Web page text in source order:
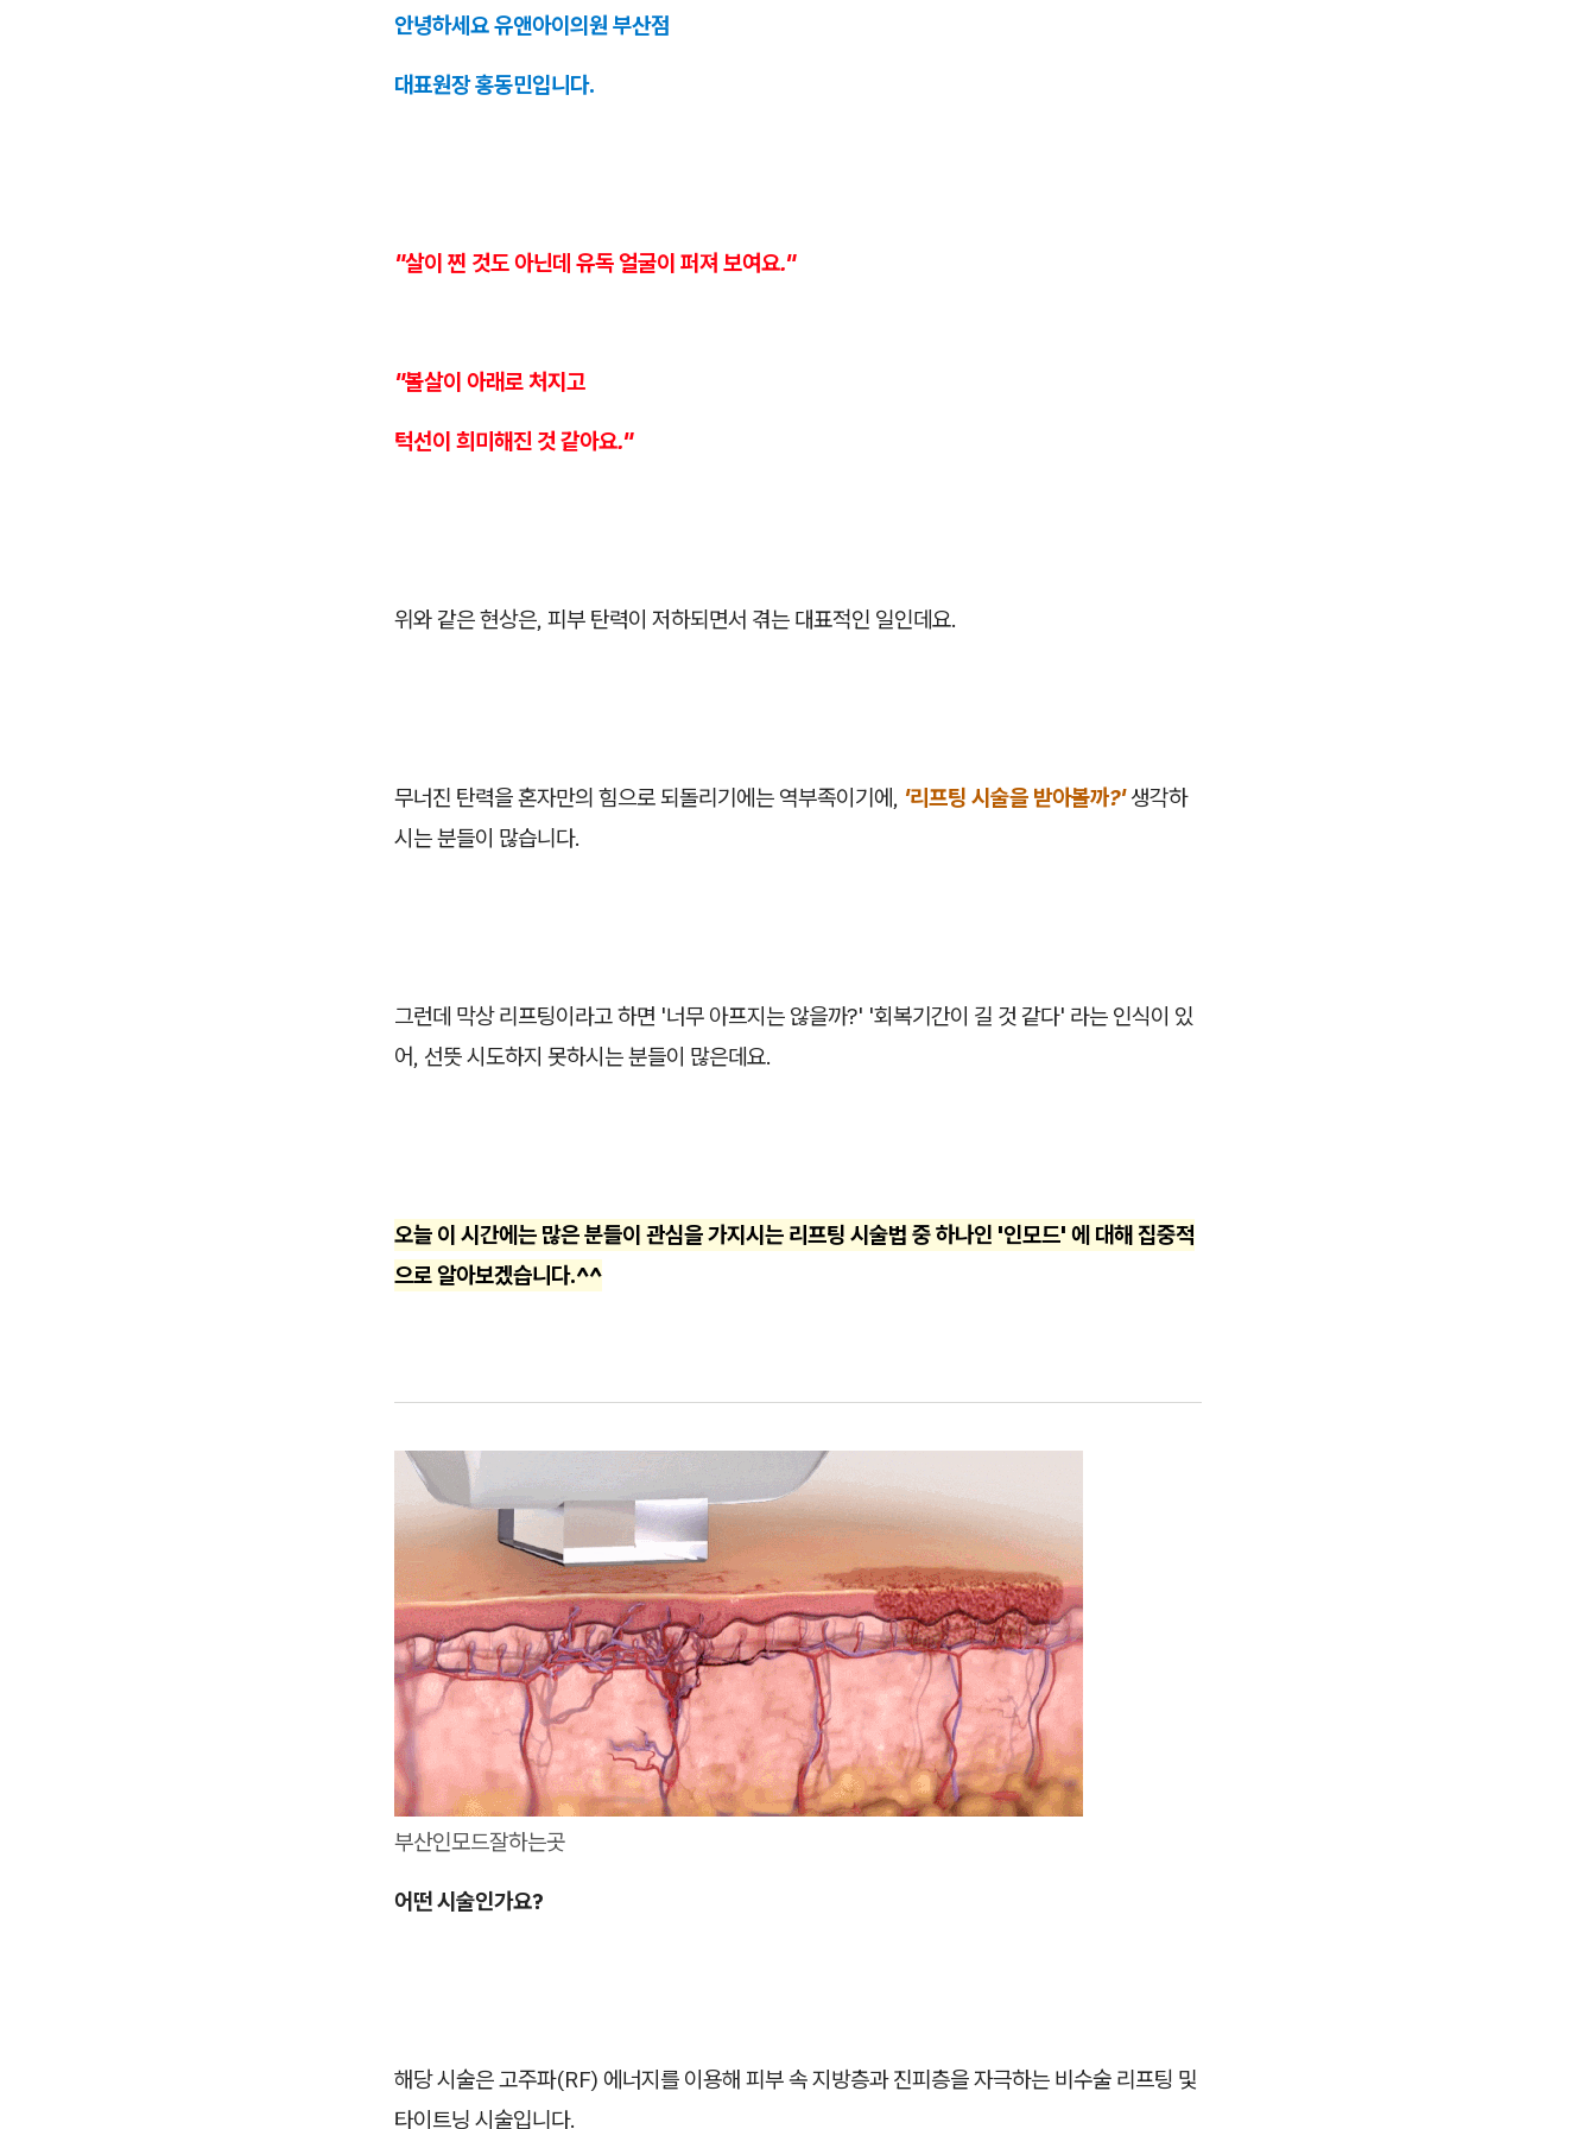
안녕하세요 유앤아이의원 부산점
대표원장 홍동민입니다.
"살이 찐 것도 아닌데 유독 얼굴이 퍼져 보여요."
"볼살이 아래로 처지고
턱선이 희미해진 것 같아요."
위와 같은 현상은, 피부 탄력이 저하되면서 겪는 대표적인 일인데요.
무너진 탄력을 혼자만의 힘으로 되돌리기에는 역부족이기에, '리프팅 시술을 받아볼까?'생각하
시는 분들이 많습니다.
그런데 막상 리프팅이라고 하면 '너무 아프지는 않을까?' '회복기간이 길 것 같다' 라는 인식이 있
어, 선뜻 시도하지 못하시는 분들이 많은데요.
오늘 이 시간에는 많은 분들이 관심을 가지시는 리프팅 시술법 중 하나인 '인모드' 에 대해 집중적
으로 알아보겠습니다.^^
부산인모드잘하는곳
어떤 시술인가요?
해당 시술은 고주파(RF) 에너지를 이용해 피부 속 지방층과 진피층을 자극하는 비수술 리프팅 및
타이트닝 시술입니다.